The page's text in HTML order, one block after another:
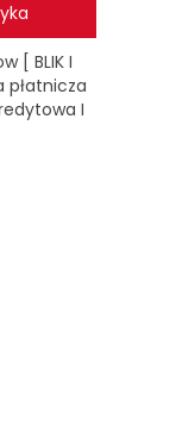
[ BLIK I
płatnicza
I